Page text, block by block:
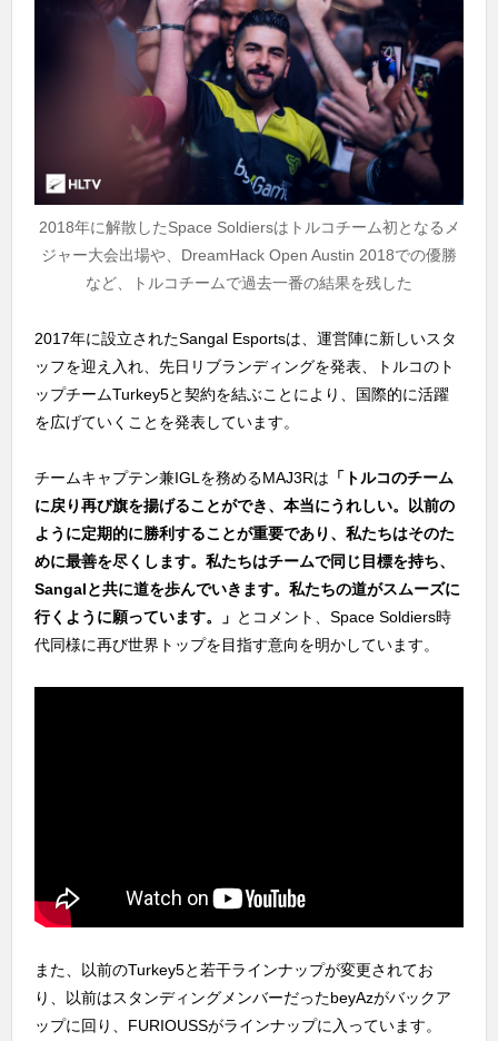
2018年に解散したSpace Soldiersはトルコチーム初となるメ
ジャー大会出場や、DreamHack Open Austin 2018での優勝
など、トルコチームで過去一番の結果を残した
2017年に設立されたSangal Esportsは、運営陣に新しいスタ
ッフを迎え入れ、先日リブランディングを発表、トルコのト
ップチームTurkey5と契約を結ぶことにより、国際的に活躍
を広げていくことを発表しています。
チームキャプテン兼IGLを務めるMAJ3Rは 「トルコのチーム
に戻り再び旗を揚げることができ、本当にうれしい。以前の
ように定期的に勝利することが重要であり、私たちはそのた
めに最善を尽くします。私たちはチームで同じ目標を持ち、
Sangalと共に道を歩んでいきます。私たちの道がスムーズに
行くように願っています。」 とコメント、Space Soldiers時
代同様に再び世界トップを目指す意向を明かしています。
また、以前のTurkey5と若干ラインナップが変更されてお
り、以前はスタンディングメンバーだったbeyAzがバックア
ップに回り、FURIOUSSがラインナップに入っています。